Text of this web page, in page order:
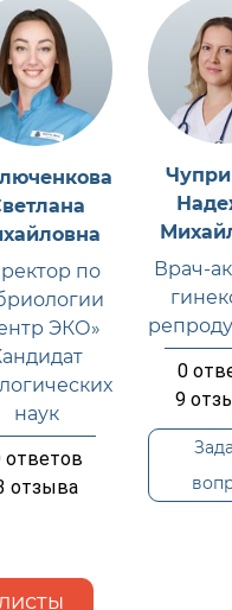
по
ЭКО»
наук
ответов
отзыва
Врач-
0
9